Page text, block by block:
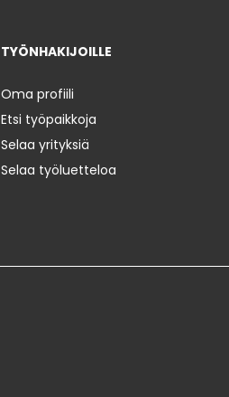
TYÖNHAKIJOILLE
Oma profiili
Etsi työpaikkoja
Selaa yrityksiä
Selaa työluetteloa